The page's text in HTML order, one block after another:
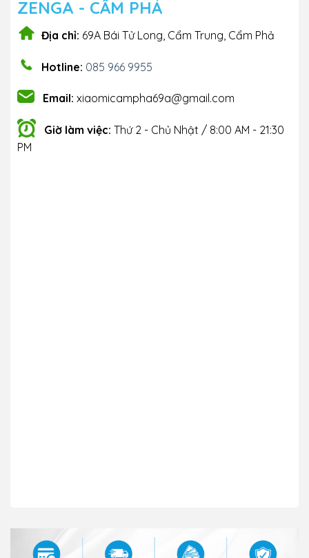
ZENGA - CẨM PHẢ
Địa chỉ: 69A Bái Tử Long, Cẩm Trung, Cẩm Phả
Hotline: 085 966 9955
Email: xiaomicampha69a@gmail.com
Giờ làm việc: Thứ 2 - Chủ Nhật / 8:00 AM - 21:30
PM